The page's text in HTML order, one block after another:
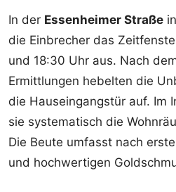
In der Essenheimer Straße
die Einbrecher das
und 18:30 Uhr aus. Nach
Ermittlungen hebelten die
die Hauseingangstür auf. Im
sie systematisch die
Die Beute umfasst nach
und hochwertigen